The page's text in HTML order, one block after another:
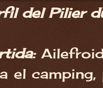
del Pilier
el